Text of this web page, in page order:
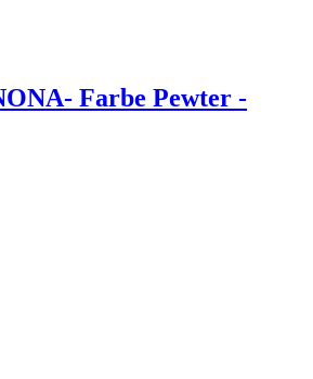
Farbe Pewter -